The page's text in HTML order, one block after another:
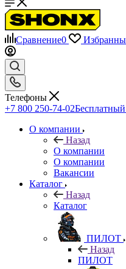
Сравнение0
Телефоны
+7 800 250-74-02
О компании
Назад
О компании
О компании
Вакансии
Каталог
Назад
Каталог
ПИЛОТ
Назад
ПИЛОТ